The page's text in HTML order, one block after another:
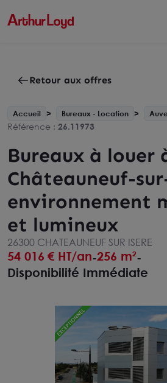
Retour aux offres
Accueil Bureaux - Location
Référence : 26.11973
Bureaux à louer
Châteauneuf-
environnement
et lumineux
26300 CHATEAUNEUF SUR ISERE
54 016 € HT/an-256 m²-
Disponibilité Immédiate